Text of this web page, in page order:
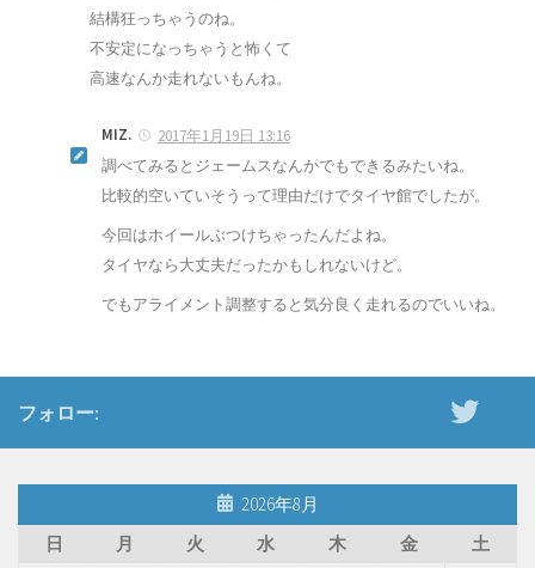
結構狂っちゃうのね。
不安定になっちゃうと怖くて
高速なんか走れないもんね。
MIZ.
2017年1月19日 13:16
調べてみるとジェームスなんかでもできるみたいね。
比較的空いていそうって理由だけでタイヤ館でしたが。
今回はホイールぶつけちゃったんだよね。
タイヤなら大丈夫だったかもしれないけど。
でもアライメント調整すると気分良く走れるのでいいね。
フォロー:
2026年8月
日
月 火 水 木 金
土